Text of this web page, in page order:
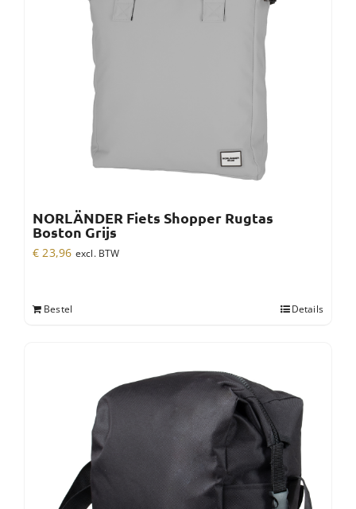
NORLÄNDER Fiets Shopper Rugtas
Boston Grijs
€ 23,96 excl. BTW
Bestel Details